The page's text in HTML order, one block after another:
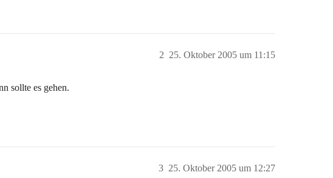
25. Oktober 2005 um 11:15
2
sollte es gehen.
25. Oktober 2005 um 12:27
3